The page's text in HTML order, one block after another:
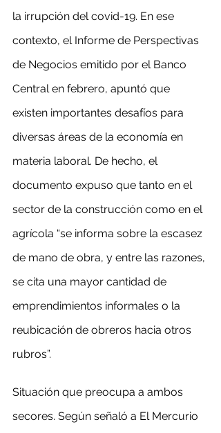
la irrupción del covid-19. En ese
contexto, el Informe de Perspectivas
de Negocios emitido por el Banco
Central en febrero, apuntó que
existen importantes desafíos para
diversas áreas de la economía en
materia laboral. De hecho, el
documento expuso que tanto en el
sector de la construcción como en el
agrícola “se informa sobre la escasez
de mano de obra, y entre las razones,
se cita una mayor cantidad de
emprendimientos informales o la
reubicación de obreros hacia otros
rubros”.
Situación que preocupa a ambos
secores. Según señaló a El Mercurio